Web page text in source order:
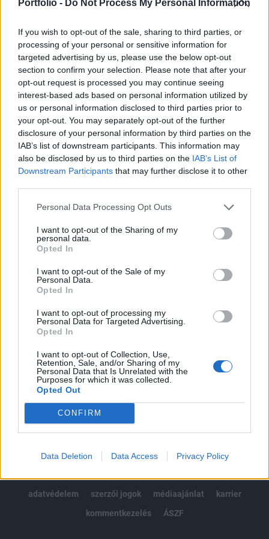
Portfolio - Do Not Process My Personal Information
If you wish to opt-out of the sale, sharing to third parties, or
processing of your personal or sensitive information for
targeted advertising by us, please use the below opt-out
section to confirm your selection. Please note that after your
opt-out request is processed you may continue seeing
interest-based ads based on personal information utilized by
us or personal information disclosed to third parties prior to
your opt-out. You may separately opt-out of the further
disclosure of your personal information by third parties on the
IAB’s list of downstream participants. This information may
also be disclosed by us to third parties on the IAB’s List of
Downstream Participants that may further disclose it to other
Personal Data Processing Opt Outs
I want to opt-out of the Sharing of my
personal data.
Opted In
I want to opt-out of the Sale of my
Personal Data.
Opted In
I want to opt-out of processing my
Personal Data for Targeted Advertising.
Opted In
I want to opt-out of Collection, Use,
Retention, Sale, and/or Sharing of my
Personal Data that Is Unrelated with the
Purposes for which it was collected.
Opted Out
CONFIRM
Data Deletion Data Access Privacy Policy
Az április 18-án tartandó igazgatótanácsi ülés napirendi
pontjai között szerepel a kérdés, hogy a Gazprom állami
energetikai cég 95,68 százalékos tulajdonában lévő, kőolaj-
kitermeléssel és feldolgozással, tárolással foglalkozó
orosz cég a hozzá tartozó szerbiai Naftna Industrija Srbije
(NIS) keresztül megvásárolja-e a kőolaj-és
földgázkitermeléssel foglalkozó magyar...
KEDVES OLVASÓNK!
A keresett cikk a portfolio.hu hírarchívumához
tartozik, melynek olvasása előfizetéses
Az előfizetés a következőket tartalmazza:
Kötéslisták: BÉT elmúlt 2 év napon belüli
kötéslistái
Előfizetés
MÁR ELŐFIZETŐNK VAGY?BEJELENTKEZÉS
© 2026 Portfolio
adatvédelem
szerzői jogok médiaajánlat
karrier
kommentkezelés
ÁSZF